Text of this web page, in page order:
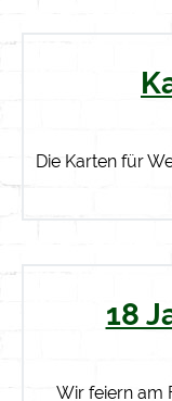
Die Karten für
18
Wir feiern am